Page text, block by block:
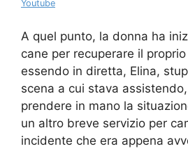
Youtube
A quel punto, la donna ha
cane per recuperare il
essendo in diretta, Elina,
scena a cui stava
prendere in mano la
un altro breve servizio per
incidente che era appena